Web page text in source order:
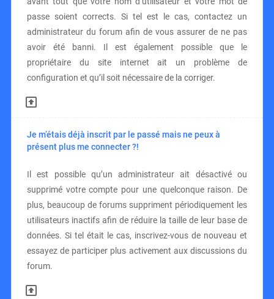
passe soient corrects. Si tel est le cas, contactez un
administrateur du forum afin de vous assurer de ne pas
avoir été banni. Il est également possible que le
propriétaire du site internet ait un problème de
configuration et qu’il soit nécessaire de la corriger.
Je m’étais déjà inscrit par le passé mais ne peux à
présent plus me connecter ?!
Il est possible qu’un administrateur ait désactivé ou
supprimé votre compte pour une quelconque raison. De
plus, beaucoup de forums suppriment périodiquement les
utilisateurs inactifs afin de réduire la taille de leur base de
données. Si tel était le cas, inscrivez-vous de nouveau et
essayez de participer plus activement aux discussions du
forum.